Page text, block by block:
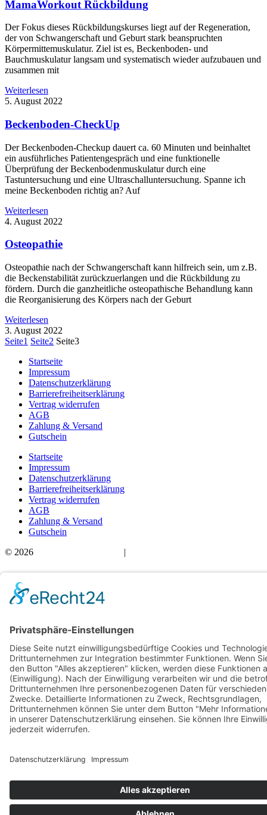
MamaWorkout Rückbildung
Der Fokus dieses Rückbildungskurses liegt auf der Regeneration,
der von Schwangerschaft und Geburt stark beanspruchten
Körpermittemuskulatur. Ziel ist es, Beckenboden- und
Bauchmuskulatur langsam und systematisch wieder aufzubauen und
zusammen mit
Weiterlesen
5. August 2022
Beckenboden-CheckUp
Der Beckenboden-Checkup dauert ca. 60 Minuten und beinhaltet
ein ausführliches Patientengespräch und eine funktionelle
Überprüfung der Beckenbodenmuskulatur durch eine
Tastuntersuchung und eine Ultraschalluntersuchung. Spanne ich
meine Beckenboden richtig an? Auf
Weiterlesen
4. August 2022
Osteopathie
Osteopathie nach der Schwangerschaft kann hilfreich sein, um z.B.
die Beckenstabilität zurückzuerlangen und die Rückbildung zu
fördern. Durch die ganzheitliche osteopathische Behandlung kann
die Reorganisierung des Körpers nach der Geburt
Weiterlesen
3. August 2022
Seite1 Seite2 Seite3
Startseite
Impressum
Datenschutzerklärung
Barrierefreiheitserklärung
Vertrag widerrufen
AGB
Zahlung & Versand
Gutschein
Startseite
Impressum
Datenschutzerklärung
Barrierefreiheitserklärung
Vertrag widerrufen
AGB
Zahlung & Versand
Gutschein
© 2026
|